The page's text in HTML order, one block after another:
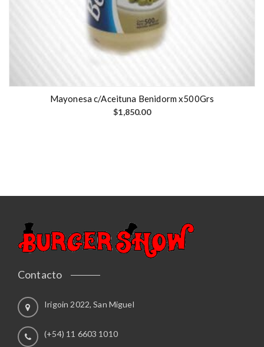
Mayonesa c/Aceituna Benidorm x500Grs
$1,850.00
Contacto
Irigoin 2022, San Miguel
(+54) 11 6603 1010